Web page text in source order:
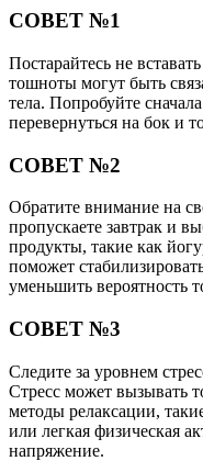
СОВЕТ №1
Постарайтесь не
тошноты могут быть
тела. Попробуйте
перевернуться на бок и
СОВЕТ №2
Обратите внимание на
пропускаете завтрак и
продукты, такие как
поможет
уменьшить вероятность
СОВЕТ №3
Следите за уровнем
Стресс может вызывать
методы релаксации,
или легкая физическая
напряжение.